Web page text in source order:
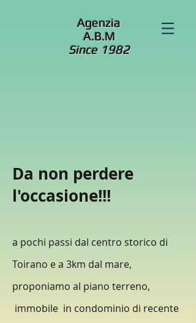
Agenzia
A.B.M
Since 1982
Da non perdere
l'occasione!!!
a pochi passi dal centro storico di
Toirano e a 3km dal mare,
proponiamo al piano terreno,
immobile in condominio di recente